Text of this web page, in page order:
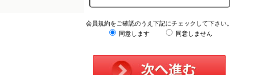
会員規約をご確認のうえ下記にチェックして下さい。
同意します
同意しません